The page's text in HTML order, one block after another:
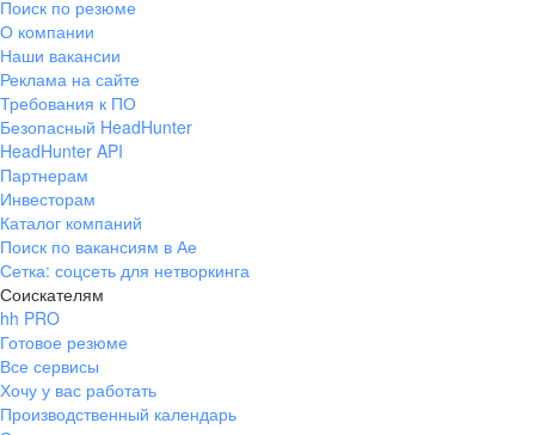
Поиск по резюме
О компании
Наши вакансии
Реклама на сайте
Требования к ПО
Безопасный HeadHunter
HeadHunter API
Партнерам
Инвесторам
Каталог компаний
Поиск по вакансиям в Ае
Сетка: соцсеть для нетворкинга
Соискателям
hh PRO
Готовое резюме
Все сервисы
Хочу у вас работать
Производственный календарь